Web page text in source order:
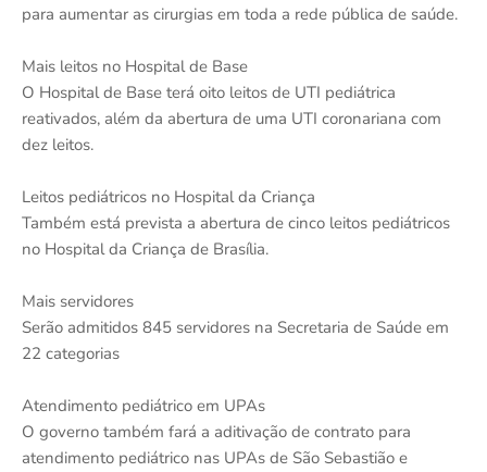
para aumentar as cirurgias em toda a rede pública de saúde.
Mais leitos no Hospital de Base
O Hospital de Base terá oito leitos de UTI pediátrica
reativados, além da abertura de uma UTI coronariana com
dez leitos.
Leitos pediátricos no Hospital da Criança
Também está prevista a abertura de cinco leitos pediátricos
no Hospital da Criança de Brasília.
Mais servidores
Serão admitidos 845 servidores na Secretaria de Saúde em
22 categorias
Atendimento pediátrico em UPAs
O governo também fará a aditivação de contrato para
atendimento pediátrico nas UPAs de São Sebastião e